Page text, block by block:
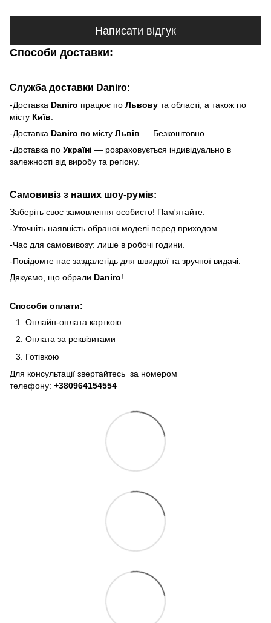
Написати відгук
Способи доставки:
Служба доставки Daniro:
-Доставка Daniro працює по Львову та області, а також по
місту Київ
-Доставка Daniro по місту Львів — Безкоштовно.
-Доставка по Україні — розраховується індивідуально в
залежності від виробу та регіону.
Самовивіз з наших шоу-румів:
Заберіть своє замовлення особисто! Пам'ятайте:
-Уточніть наявність обраної моделі перед приходом.
-Час для самовивозу: лише в робочі години.
-Повідомте нас заздалегідь для швидкої та зручної видачі.
Дякуємо, що обрали Daniro!
Способи оплати:
Онлайн-оплата карткою
Оплата за реквізитами
Готівкою
Для консультації звертайтесь за номером
телефону: +380964154554